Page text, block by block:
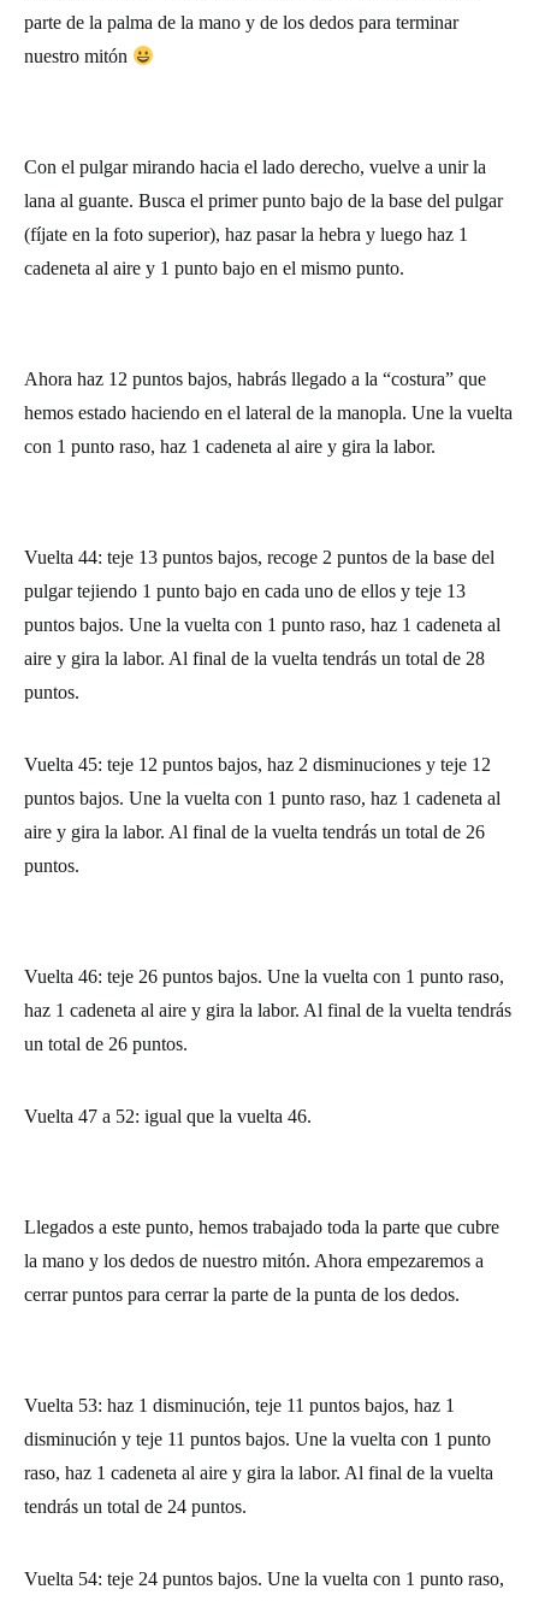
parte de la palma de la mano y de los dedos para terminar
nuestro mitón
Con el pulgar mirando hacia el lado derecho, vuelve a unir la
lana al guante. Busca el primer punto bajo de la base del pulgar
(fíjate en la foto superior), haz pasar la hebra y luego haz 1
cadeneta al aire y 1 punto bajo en el mismo punto.
Ahora haz 12 puntos bajos, habrás llegado a la “costura” que
hemos estado haciendo en el lateral de la manopla. Une la vuelta
con 1 punto raso, haz 1 cadeneta al aire y gira la labor.
Vuelta 44: teje 13 puntos bajos, recoge 2 puntos de la base del
pulgar tejiendo 1 punto bajo en cada uno de ellos y teje 13
puntos bajos. Une la vuelta con 1 punto raso, haz 1 cadeneta al
aire y gira la labor. Al final de la vuelta tendrás un total de 28
puntos.
Vuelta 45: teje 12 puntos bajos, haz 2 disminuciones y teje 12
puntos bajos. Une la vuelta con 1 punto raso, haz 1 cadeneta al
aire y gira la labor. Al final de la vuelta tendrás un total de 26
puntos.
Vuelta 46: teje 26 puntos bajos. Une la vuelta con 1 punto raso,
haz 1 cadeneta al aire y gira la labor. Al final de la vuelta tendrás
un total de 26 puntos.
Vuelta 47 a 52: igual que la vuelta 46.
Llegados a este punto, hemos trabajado toda la parte que cubre
la mano y los dedos de nuestro mitón. Ahora empezaremos a
cerrar puntos para cerrar la parte de la punta de los dedos.
Vuelta 53: haz 1 disminución, teje 11 puntos bajos, haz 1
disminución y teje 11 puntos bajos. Une la vuelta con 1 punto
raso, haz 1 cadeneta al aire y gira la labor. Al final de la vuelta
tendrás un total de 24 puntos.
Vuelta 54: teje 24 puntos bajos. Une la vuelta con 1 punto raso,